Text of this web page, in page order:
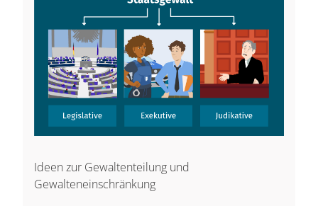
Ideen zur Gewaltenteilung und
Gewalteneinschränkung